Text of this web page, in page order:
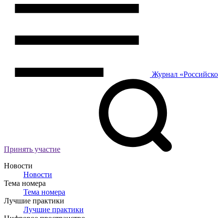
Журнал
Принять участие
Новости
Новости
Тема номера
Тема номера
Лучшие практики
Лучшие практики